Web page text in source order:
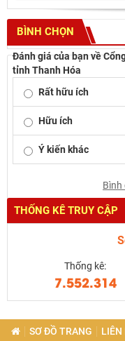
BÌNH CHỌN
Đánh giá của bạn về
tỉnh Thanh Hóa
Rất hữu ích
Hữu ích
Ý kiến khác
Bình
THỐNG KÊ TRUY CẬP
Thống kê:
7.552.314
SƠ ĐỒ TRANG LIÊN